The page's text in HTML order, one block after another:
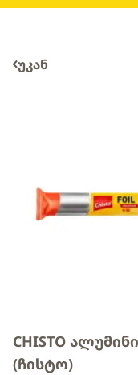
უკან
CHISTO
(ჩისტო)